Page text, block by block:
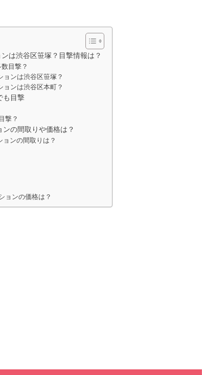
は渋谷区笹塚？目撃情報は？
目撃？
ョンは渋谷区笹塚？
ョンは渋谷区本町？
も目撃
撃？
の間取りや価格は？
ンの間取りは？
ョンの価格は？